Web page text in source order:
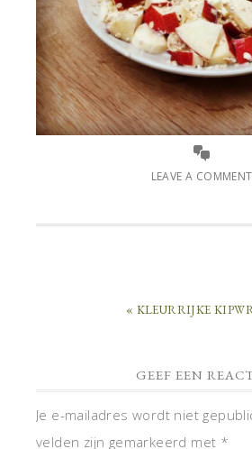
LEAVE A COMMENT
« KLEURRIJKE
GEEF EEN
Je e-mailadres wordt niet
velden zijn gemarkeerd met *